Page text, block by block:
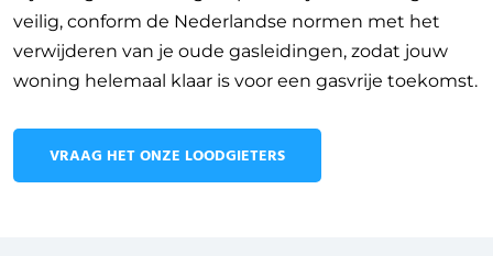
veilig, conform de Nederlandse normen met het
verwijderen van je oude gasleidingen, zodat jouw
woning helemaal klaar is voor een gasvrije toekomst.
VRAAG HET ONZE LOODGIETERS